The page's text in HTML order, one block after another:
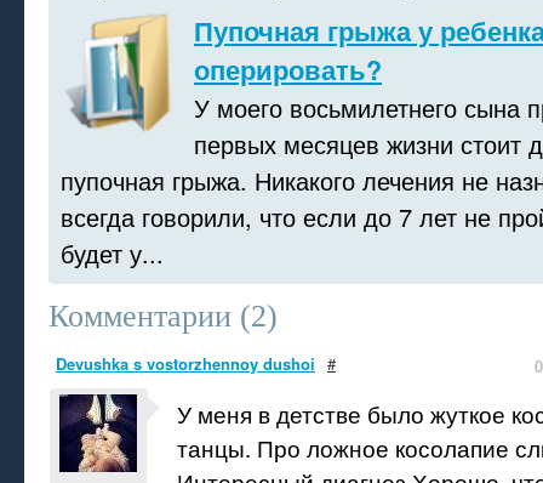
Пупочная грыжа у
оперировать?
У моего восьмилетнего сына
первых месяцев жизни стоит
пупочная грыжа. Никакого лечения не
всегда говорили, что если до 7 лет не
будет у...
Комментарии (2)
Devushka s vostorzhennoy dushoi # 0
У меня в детстве было жуткое
танцы. Про ложное косолапие